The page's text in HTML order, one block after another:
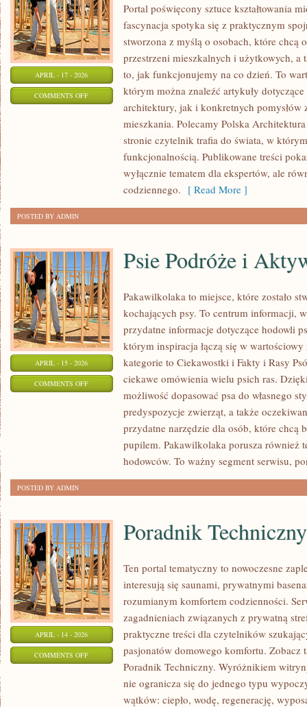
APRIL - 17 - 2026
COMMENTS OFFON
ARCHITEKTURA
Portal poświęcony sztuce kształtowania
fascynacja spotyka się z praktycznym
stworzona z myślą o osobach, które chcą
przestrzeni mieszkalnych i użytkowych, a
to, jak funkcjonujemy na co dzień. To
którym można znaleźć artykuły
architektury, jak i konkretnych pomysłów
mieszkania. Polecamy Polska
stronie czytelnik trafia do świata, w
funkcjonalnością. Publikowane treści
wyłącznie tematem dla ekspertów, ale
codziennego. [ Read More ]
POSTED BY ADMIN
APRIL - 15 - 2026
COMMENTS OFFON
AKTYWNOŚCI
Psie Podróże i
Pakawilkolaka to miejsce, które zostało
kochających psy. To centrum informacji,
przydatne informacje dotyczące hodowli
którym inspiracja łączą się w wartościowy
kategorie to Ciekawostki i Fakty i Rasy
ciekawe omówienia wielu psich ras.
możliwość dopasować psa do własnego
predyspozycje zwierząt, a także
przydatne narzędzie dla osób, które chcą
pupilem. Pakawilkolaka porusza również
hodowców. To ważny segment serwisu,
POSTED BY ADMIN
APRIL - 14 - 2026
COMMENTS OFFON
TECHNICZNY
Poradnik Techniczny
Ten portal tematyczny to nowoczesne
interesują się saunami, prywatnymi
rozumianym komfortem codzienności.
zagadnieniach związanych z prywatną
praktyczne treści dla czytelników
pasjonatów domowego komfortu. Zobacz
Poradnik Techniczny. Wyróżnikiem
nie ogranicza się do jednego typu
wątków: ciepło, wodę, regenerację,